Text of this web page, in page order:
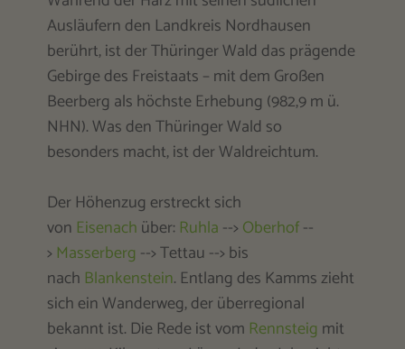
Ausläufern den Landkreis Nordhausen
berührt, ist der Thüringer Wald das prägende
Gebirge des Freistaats – mit dem Großen
Beerberg als höchste Erhebung (982,9 m ü.
NHN). Was den Thüringer Wald so
besonders macht, ist der Waldreichtum.
Der Höhenzug erstreckt sich
von Eisenach über: Ruhla -->Oberhof--
> Masserberg --> Tettau --> bis
nach Blankenstein. Entlang des Kamms zieht
sich ein Wanderweg, der überregional
bekannt ist. Die Rede ist vom Rennsteig mit